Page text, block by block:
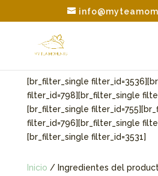
Inicio / Ingredientes del
[br_filter_single
filter_id=798][br_filter_single
[br_filter_single
filter_id=796][br_filter_single
[br_filter_single filter_id=3531]